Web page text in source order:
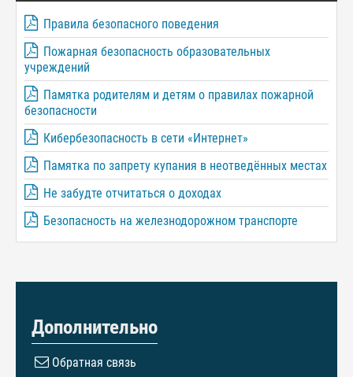
Правила безопасного поведения
Пожарная безопасность образовательных
учреждений
Памятка родителям и детям о правилах пожарной
безопасности
Кибербезопасность в сети «Интернет»
Памятка по запрету купания в неотведённых местах
Не забудте отчитаться о доходах
Безопасность на железнодорожном транспорте
Дополнительно
Обратная связь